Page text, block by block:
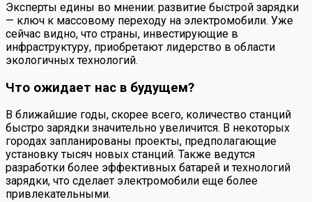
Эксперты едины во мнении: развитие быстрой зарядки
— ключ к массовому переходу на электромобили. Уже
сейчас видно, что страны, инвестирующие в
инфраструктуру, приобретают лидерство в области
экологичных технологий.
Что ожидает нас в будущем?
В ближайшие годы, скорее всего, количество станций
быстро зарядки значительно увеличится. В некоторых
городах запланированы проекты, предполагающие
установку тысяч новых станций. Также ведутся
разработки более эффективных батарей и технологий
зарядки, что сделает электромобили еще более
привлекательными.